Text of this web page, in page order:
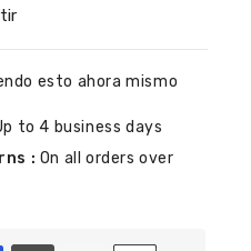
esto ahora mismo
to 4 business days
: On all orders over